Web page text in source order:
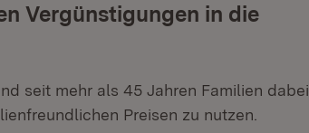
Vergünstigungen in die
seit mehr als 45 Jahren Familien dabei,
Preisen zu nutzen.